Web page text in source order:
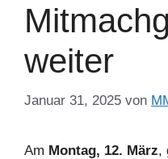
weiter
Januar 31, 2025 von
Am Montag, 12. März,